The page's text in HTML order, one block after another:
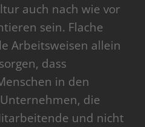
auch nach wie vor
sein. Flache
Arbeitsweisen allein
dass
in den
die
und nicht